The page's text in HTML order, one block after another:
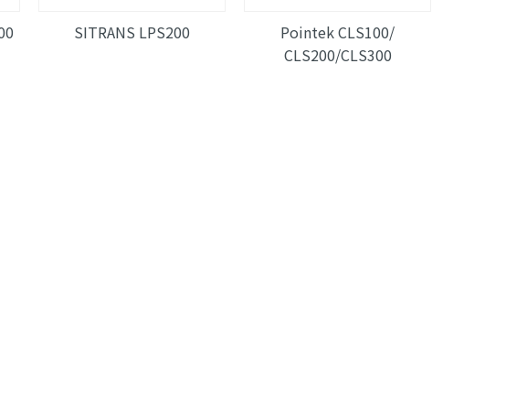
SITRANS LPS200
Pointek CLS100/
CLS200/CLS300